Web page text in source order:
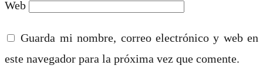
Web
Guarda mi nombre, correo electrónico y web en
este navegador para la próxima vez que comente.